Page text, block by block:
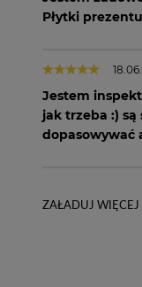
Płytki
Jestem
jak trzeba :)
dopasowywać
ZAŁADUJ WIĘCEJ